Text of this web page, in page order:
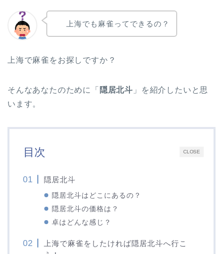
上海でも麻雀ってできるの？
上海で麻雀をお探しですか？
そんなあなたのために「 隠居北斗 」を紹介したいと思
います。
CLOSE
目次
隠居北斗
隠居北斗はどこにあるの？
隠居北斗の価格は？
卓はどんな感じ？
上海で麻雀をしたければ隠居北斗へ行こ